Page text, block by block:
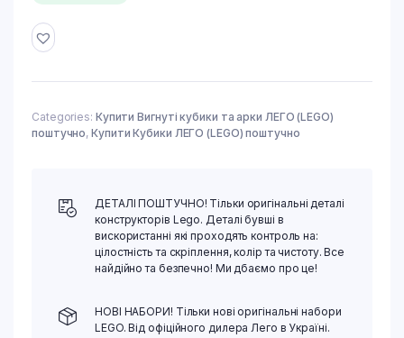
Categories: Купити Вигнуті кубики та арки ЛЕГО (LEGO)
поштучно,Купити Кубики ЛЕГО (LEGO) поштучно
ДЕТАЛІ ПОШТУЧНО! Тільки оригінальні деталі
конструкторів Lego. Деталі бувші в
вискористанні які проходять контроль на:
цілостність та скріплення, колір та чистоту. Все
найдійно та безпечно! Ми дбаємо про це!
НОВІ НАБОРИ! Тільки нові оригінальні набори
LEGO. Від офіційного дилера Лего в Україні.